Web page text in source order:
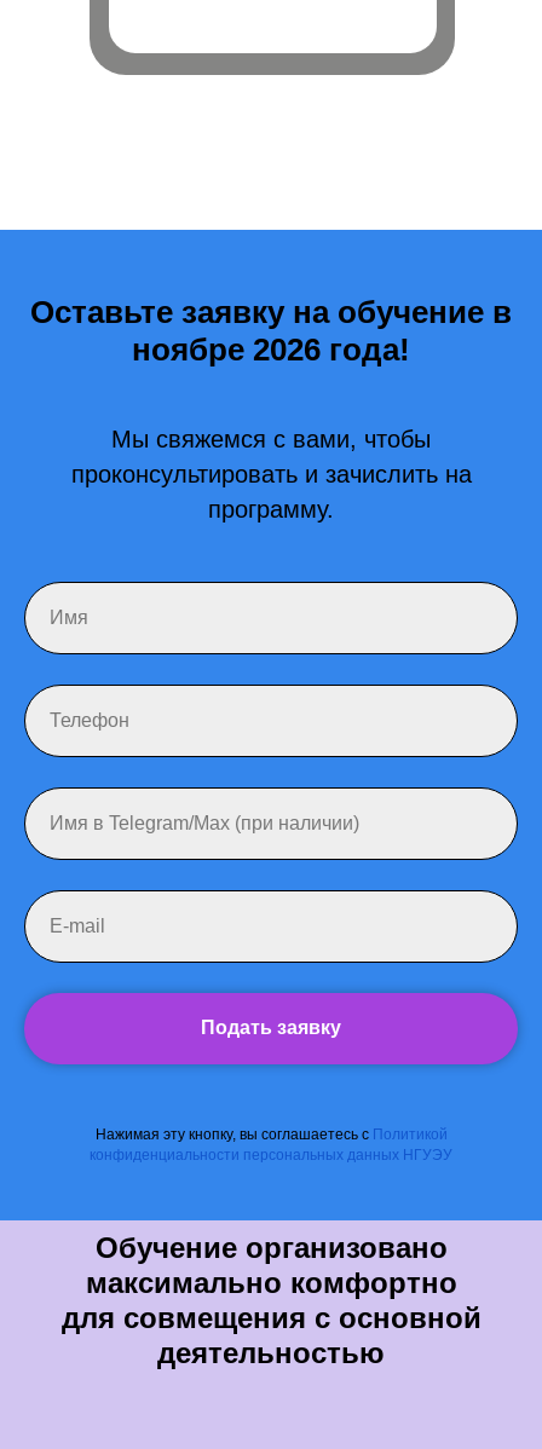
Оставьте заявку на обучение в
ноябре 2026 года!
Мы свяжемся с вами, чтобы
проконсультировать и зачислить на
программу.
Подать заявку
Нажимая эту кнопку, вы соглашаетесь с Политикой
конфиденциальности персональных данных НГУЭУ
Обучение организовано
максимально комфортно
для совмещения с основной
деятельностью